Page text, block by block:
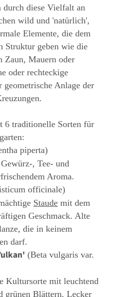
durch diese Vielfalt an
wild und 'natürlich',
Elemente, die dem
Struktur geben wie die
Zaun, Mauern oder
oder rechteckige
Anlage der
6 traditionelle Sorten für
piperta)
, Tee- und
Aroma.
officinale)
Staude mit dem
Geschmack. Alte
die in keinem
darf.
(Beta vulgaris var.
Kultursorte mit leuchtend
grünen Blättern. Lecker